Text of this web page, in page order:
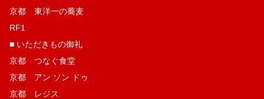
京都 東洋一の蕎麦
RF1
■ いただきもの御礼
京都 つなぐ食堂
京都 アン ソン ドゥ
京都 レジス